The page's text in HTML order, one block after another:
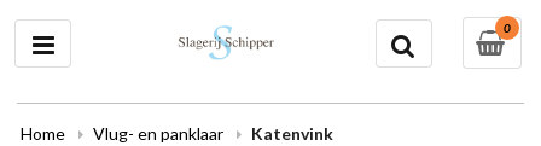
0
Home Vlug- en panklaar Katenvink